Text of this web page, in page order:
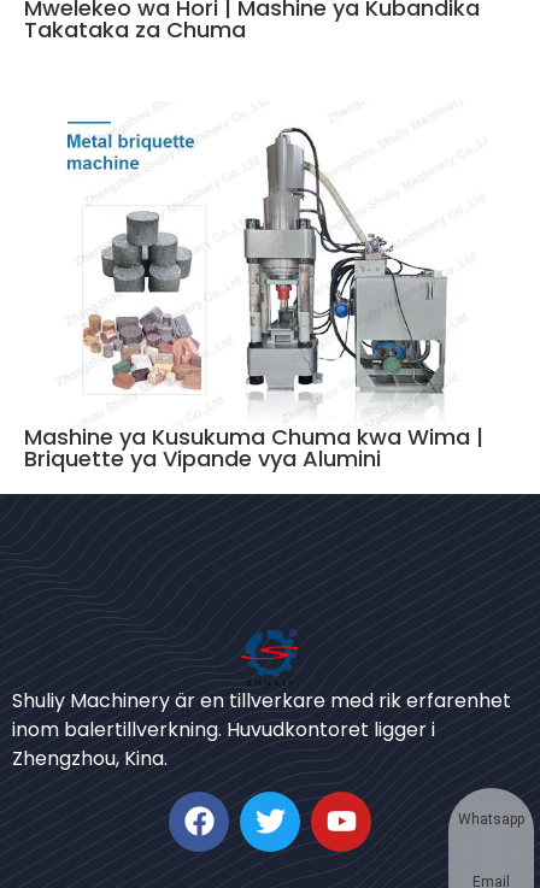
Mwelekeo wa Hori | Mashine ya Kubandika
Takataka za Chuma
Mashine ya Kusukuma Chuma kwa Wima |
Briquette ya Vipande vya Alumini
Shuliy Machinery är en tillverkare med rik erfarenhet
inom balertillverkning. Huvudkontoret ligger i
Zhengzhou, Kina.
Thai
German
Japanese
Urdu
Whatsapp
Email